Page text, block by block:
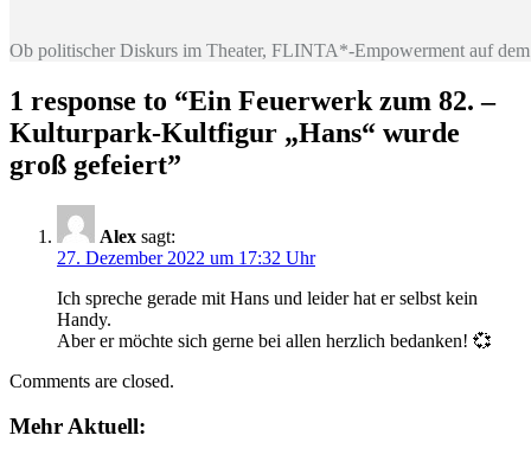
Ob politischer Diskurs im Theater, FLINTA*-Empowerment auf
1 response to “Ein Feuerwerk zum 82. –
Kulturpark-Kultfigur „Hans“ wurde
groß gefeiert”
Alex sagt:
27. Dezember 2022 um 17:32 Uhr
Ich spreche gerade mit Hans und leider hat er selbst kein
Handy.
Aber er möchte sich gerne bei allen herzlich bedanken! 💞
Comments are closed.
Mehr Aktuell: